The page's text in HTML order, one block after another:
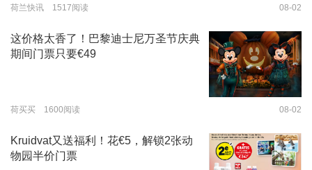
荷兰快讯 1517阅读 08-02
这价格太香了！巴黎迪士尼万圣节庆典
期间门票只要€49
荷买买 1600阅读 08-02
Kruidvat又送福利！花€5，解锁2张动
物园半价门票